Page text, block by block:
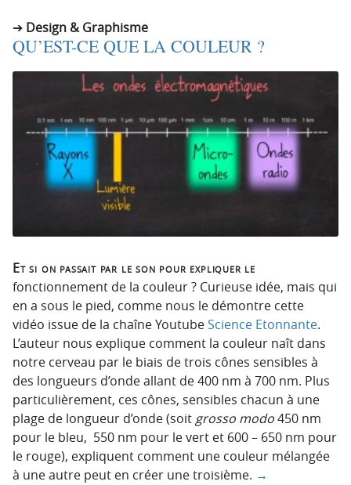
Design & Graphisme
QU’EST-CE QUE LA COULEUR ?
Et si on passait par le son pour expliquer le
fonctionnement de la couleur ? Curieuse idée, mais qui
en a sous le pied, comme nous le démontre cette
vidéo issue de la chaîne Youtube Science Etonnante.
L’auteur nous explique comment la couleur naît dans
notre cerveau par le biais de trois cônes sensibles à
des longueurs d’onde allant de 400 nm à 700 nm. Plus
particulièrement, ces cônes, sensibles chacun à une
plage de longueur d’onde (soit grosso modo450 nm
pour le bleu, 550 nm pour le vert et 600 – 650 nm pour
le rouge), expliquent comment une couleur mélangée
à une autre peut en créer une troisième. →